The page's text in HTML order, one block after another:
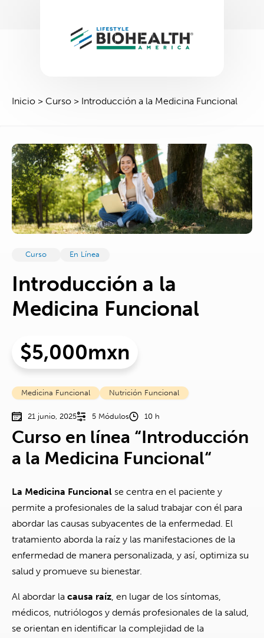
Inicio > Curso > Introducción a la Medicina Funcional
Curso En Línea
Introducción a la
Medicina Funcional
$5,000Mxn
Medicina Funcional Nutrición Funcional
21 junio, 2025 5 Módulos 10 h
Curso en línea “Introducción
a la Medicina Funcional“
La Medicina Funcional se centra en el paciente y
permite a profesionales de la salud trabajar con él para
abordar las causas subyacentes de la enfermedad. El
tratamiento aborda la raíz y las manifestaciones de la
enfermedad de manera personalizada, y así, optimiza su
salud y promueve su bienestar.
Al abordar la causa raíz, en lugar de los síntomas,
médicos, nutriólogos y demás profesionales de la salud,
se orientan en identificar la complejidad de la